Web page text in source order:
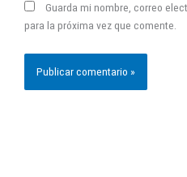
Guarda mi nombre, correo
para la próxima vez que comente.